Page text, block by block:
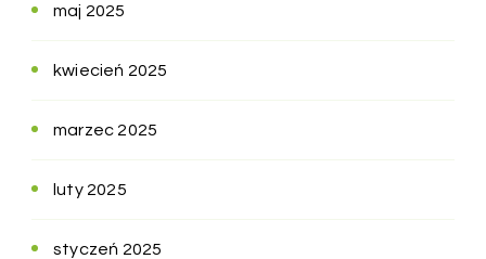
maj 2025
kwiecień 2025
marzec 2025
luty 2025
styczeń 2025